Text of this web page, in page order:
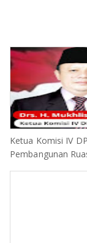
Ketua Komisi IV
Pembangunan